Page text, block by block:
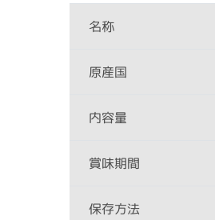
名称
原産国
内容量
賞味期間
保存方法